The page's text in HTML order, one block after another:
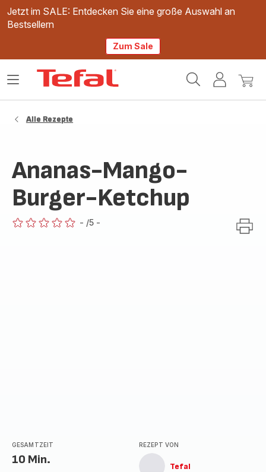
Jetzt im SALE: Entdecken Sie eine große Auswahl an
Bestsellern
Zum Sale
Mein
Mein
Das
Alle Rezepte
Ananas-Mango-
Burger-Ketchup
- /5 -
GESAMTZEIT
10 Min.
REZEPT VON
Tefal